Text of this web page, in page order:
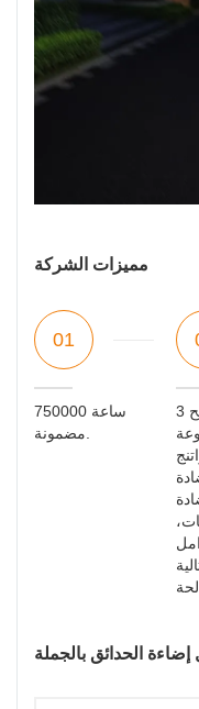
مميزات الشركة
01
750000 ساعة
مضمونة.
3 المصابيح
إضاءة الحدائق بالجملة